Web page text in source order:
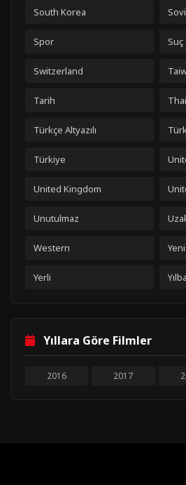
South Korea
Spor Suç
Switzerland
Tarih
Türkçe Altyazılı
Türkiye
United Kingdom
Unutulmaz
Western
Yerli
Yıllara Göre Filmler
2016 2017